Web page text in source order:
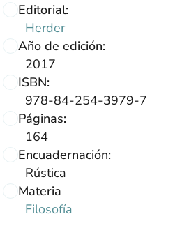
Editorial:
Herder
Año de edición:
2017
ISBN:
978-84-254-3979-7
Páginas:
164
Encuadernación:
Rústica
Materia
Filosofía